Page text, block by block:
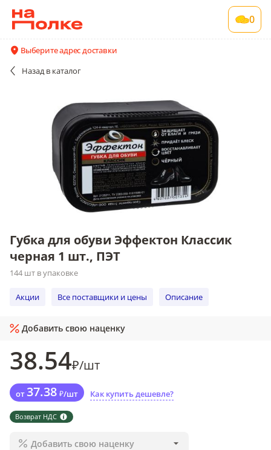
0
Выберите адрес доставки
Назад в каталог
Губка для обуви Эффектон Классик черная 1
шт., ПЭТ
Губка для обуви Эффектон Классик
черная 1 шт., ПЭТ
144 шт в упаковке
Акции Все поставщики и цены Описание
Добавить свою наценку
38.54₽/шт
от37.38 ₽/шт Как купить дешевле?
Возврат НДС
Добавить свою наценку